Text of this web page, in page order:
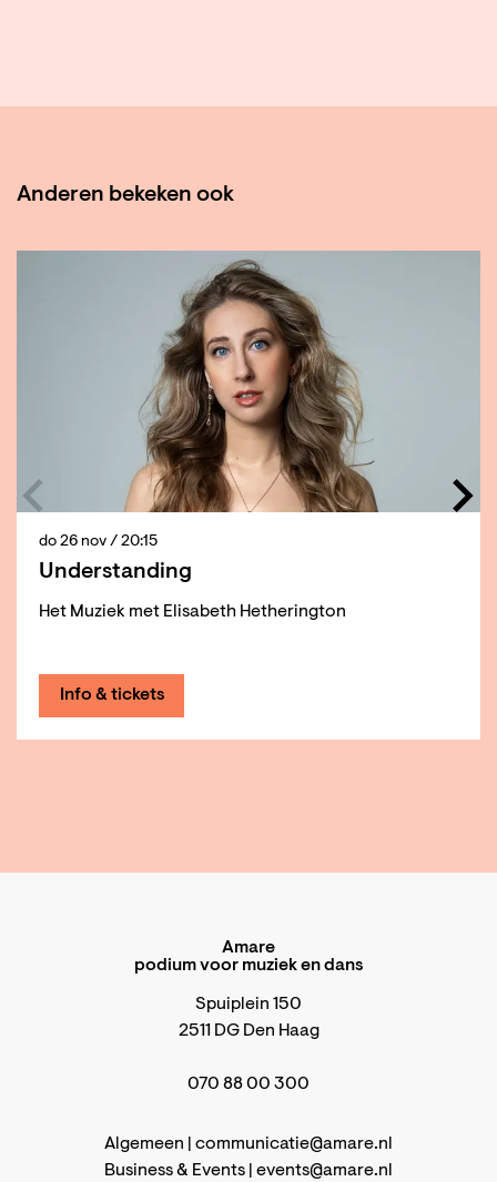
Anderen bekeken ook
Understanding
Het Muziek met Elisabeth Hetherington
do 26 nov / 20:15
Info & tickets
Amare
podium voor muziek en dans
Spuiplein 150
2511 DG Den Haag
070 88 00 300
Algemeen | communicatie@amare.nl
Business & Events | events@amare.nl